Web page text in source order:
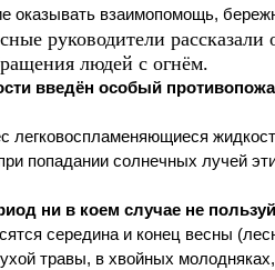
оказывать взаимопомощь,
руководители
людей с огнём.
введён особый
легковоспламеняющиеся
попадании солнечных лучей
ни в коем случае не
середина и конец весны
травы, в хвойных